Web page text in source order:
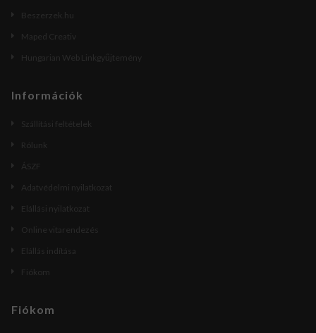
Beszerzek.hu
Maped Creativ
Hungarian Web Linkgyűjtemény
Információk
Szállítási feltételek
Rólunk
ÁSZF
Adatvédelmi nyilatkozat
Elállási nyilatkozat
Online vitarendezés
Elállás indítása
Fiókom
Fiókom